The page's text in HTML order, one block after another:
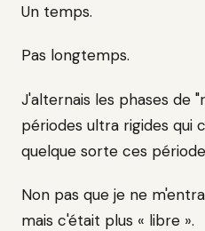
Un temps.
Pas longtemps.
J'alternais les phases de
périodes ultra rigides qui
quelque sorte ces
Non pas que je ne
mais c'était plus « libre ».